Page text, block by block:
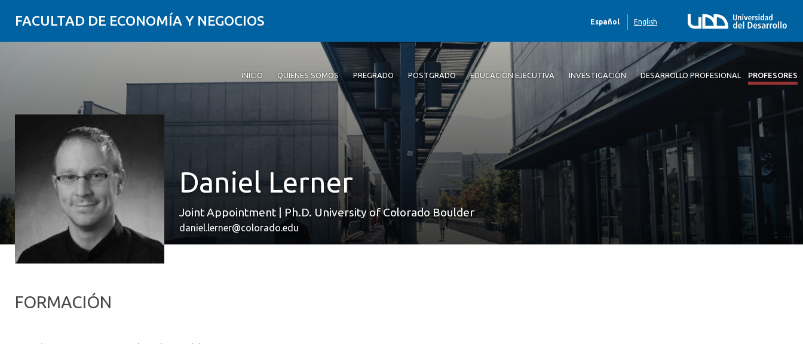
FACULTAD DE ECONOMÍA Y NEGOCIOS Español English
INICIO QUIÉNES SOMOS PREGRADO POSTGRADO EDUCACIÓN EJECUTIVA INVESTIGACIÓN DESARROLLO PROFESIONAL PROFESORES
Daniel Lerner
Joint Appointment | Ph.D. University of Colorado Boulder
daniel.lerner@colorado.edu
FORMACIÓN